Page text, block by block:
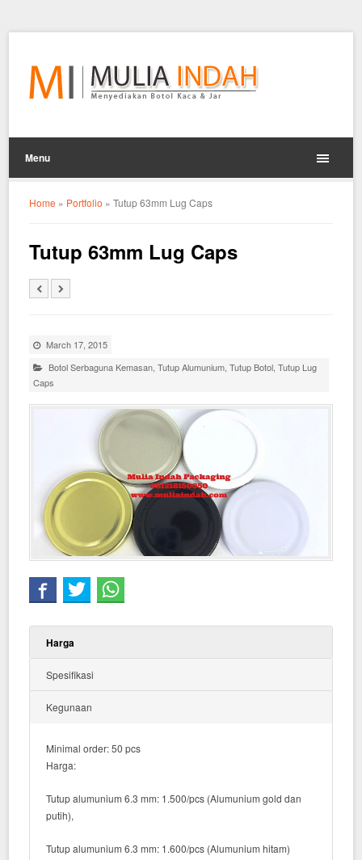
Menu
Home » Portfolio »Tutup 63mm Lug Caps
Tutup 63mm Lug Caps
March 17, 2015
Botol Serbaguna Kemasan ,Tutup Alumunium ,Tutup Botol ,Tutup Lug
Caps
Harga
Spesifikasi
Kegunaan
Minimal order: 50 pcs
Harga:
Tutup alumunium 6.3 mm: 1.500/pcs (Alumunium gold dan
putih),
Tutup alumunium 6.3 mm: 1.600/pcs (Alumunium hitam)